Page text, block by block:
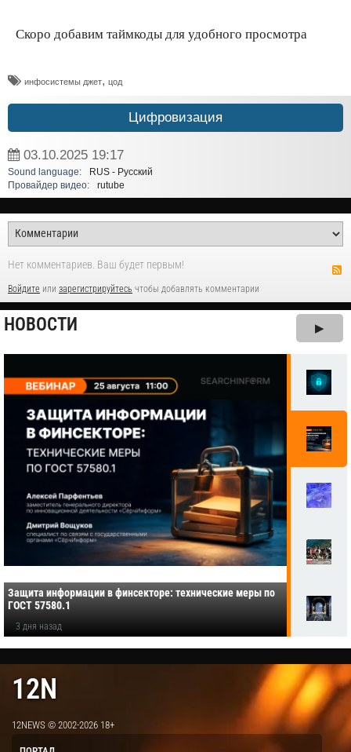
Скоро добавим таймкоды для удобного просмотра
инфосистемы джет, цод
Цифровизация
03.10.2025 19:17
Sound language:
RUS - Русский
Провайдер видео:
rutube
Нет комментариев. Ваш будет первым!
Войдите или зарегистрируйтесь чтобы добавлять комментарии
НОВОСТИ ▶
Защита информации в финсекторе: технические меры по
ГОСТ 57580.1
3 дня назад
12N
12NEWS © 2002-2026 18+